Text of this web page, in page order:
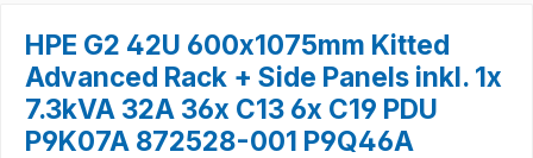
HPE G2 42U 600x1075mm Kitted
Advanced Rack + Side Panels inkl. 1x
7.3kVA 32A 36x C13 6x C19 PDU
P9K07A 872528-001 P9Q46A